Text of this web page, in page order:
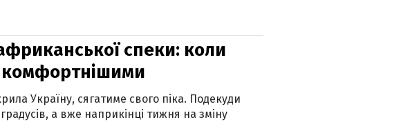
спеки: коли
комфортнішими
Україну, сягатиме свого піка. Подекуди
а вже наприкінці тижня на зміну